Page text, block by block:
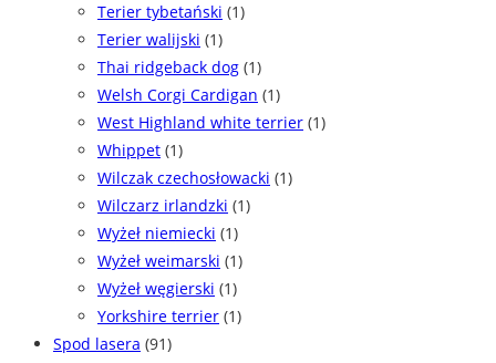
Terier tybetański (1)
Terier walijski (1)
Thai ridgeback dog (1)
Welsh Corgi Cardigan (1)
West Highland white terrier (1)
Whippet (1)
Wilczak czechosłowacki (1)
Wilczarz irlandzki (1)
Wyżeł niemiecki (1)
Wyżeł weimarski (1)
Wyżeł węgierski (1)
Yorkshire terrier (1)
Spod lasera (91)